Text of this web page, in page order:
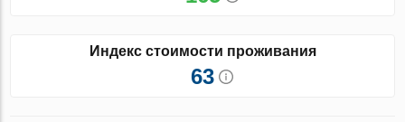
Индекс стоимости проживания
63